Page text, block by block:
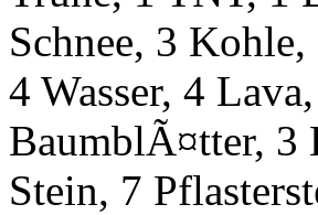
Schnee, 3
4 Wasser, 4
BaumblÃ¤tter, 3
Stein, 7